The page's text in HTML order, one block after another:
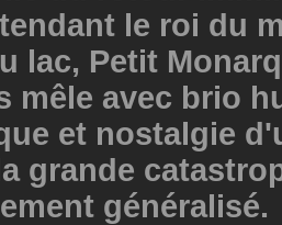
le roi du
lac, Petit
mêle avec brio
et nostalgie
grande
généralisé.